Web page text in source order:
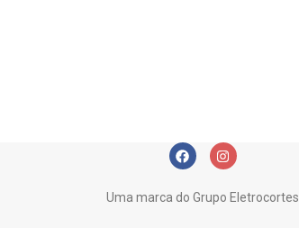
Uma marca do Grupo Eletrocortes